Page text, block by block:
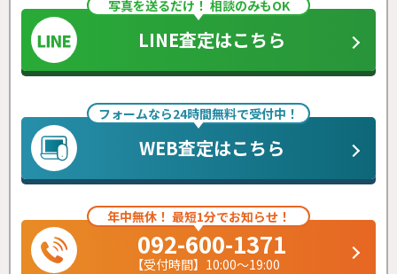
写真を送るだけ！ 相談のみもOK
LINE査定はこちら
フォームなら24時間無料で受付中！
WEB査定はこちら
年中無休！ 最短1分でお知らせ！
092-600-1371
【受付時間】10:00～19:00